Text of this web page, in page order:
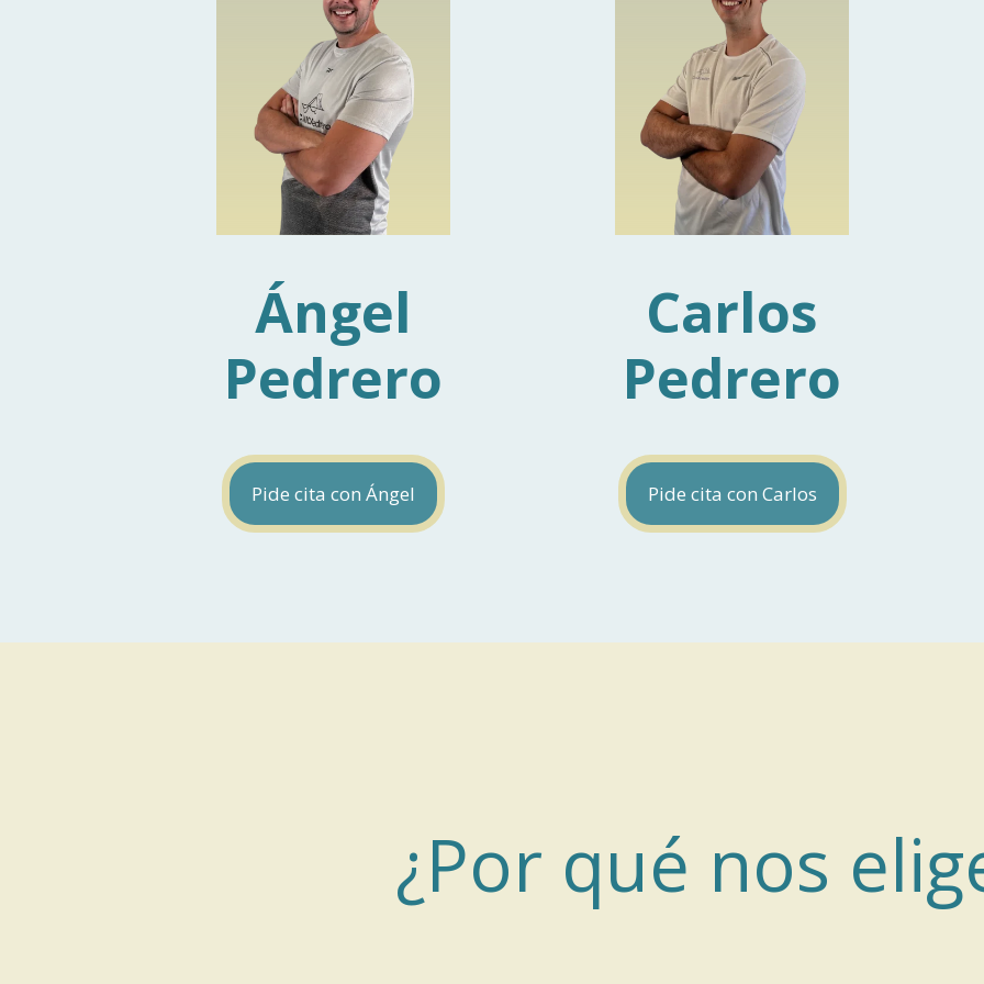
Ángel
Pedrero
Pide cita con Ángel
Carlos
Pedrero
Pide cita con Carlos
¿Por qué nos